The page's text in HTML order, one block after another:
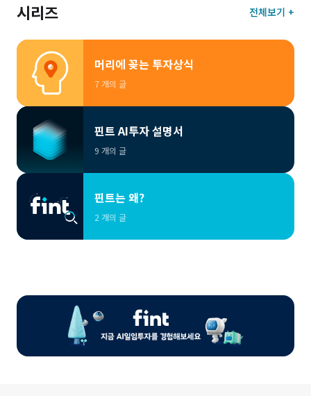
시리즈 전체보기 +
머리에 꽂는 투자상식
7 개의 글
핀트 AI투자 설명서
9 개의 글
핀트는 왜?
2 개의 글